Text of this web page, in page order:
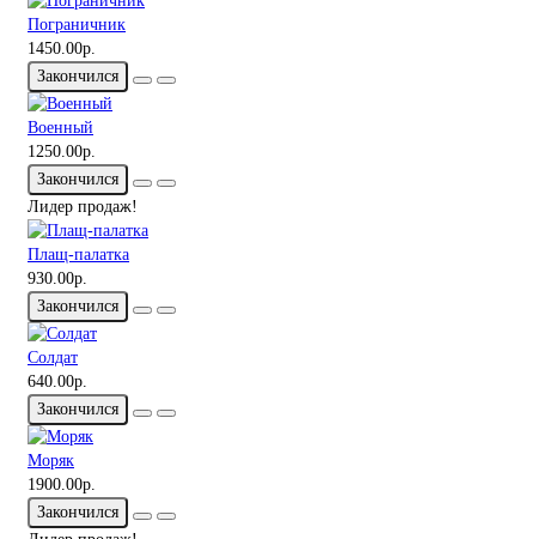
Пограничник
1450.00р.
Закончился
Военный
1250.00р.
Закончился
Лидер продаж!
Плащ-палатка
930.00р.
Закончился
Солдат
640.00р.
Закончился
Моряк
1900.00р.
Закончился